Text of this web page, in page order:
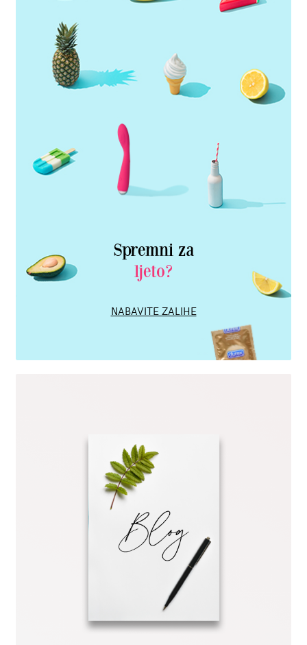
Spremni za
ljeto?
NABAVITE ZALIHE